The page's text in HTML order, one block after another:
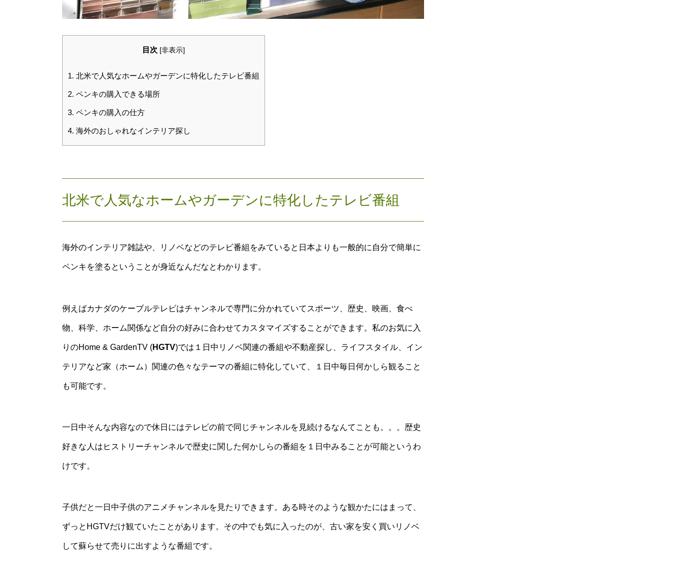
目次 [非表示]
1. 北米で人気なホームやガーデンに特化したテレビ番組
2. ペンキの購入できる場所
3. ペンキの購入の仕方
4. 海外のおしゃれなインテリア探し
北米で人気なホームやガーデンに特化したテレビ番組
海外のインテリア雑誌や、リノベなどのテレビ番組をみていると日本よりも一般的に自分で簡単に
ペンキを塗るということが身近なんだなとわかります。
例えばカナダのケーブルテレビはチャンネルで専門に分かれていてスポーツ、歴史、映画、食べ
物、科学、ホーム関係など自分の好みに合わせてカスタマイズすることができます。私のお気に入
りのHome & GardenTV (HGTV)では１日中リノベ関連の番組や不動産探し、ライフスタイル、イン
テリアなど家（ホーム）関連の色々なテーマの番組に特化していて、１日中毎日何かしら観ること
も可能です。
一日中そんな内容なので休日にはテレビの前で同じチャンネルを見続けるなんてことも。。。歴史
好きな人はヒストリーチャンネルで歴史に関した何かしらの番組を１日中みることが可能というわ
けです。
子供だと一日中子供のアニメチャンネルを見たりできます。ある時そのような観かたにはまって、
ずっとHGTVだけ観ていたことがあります。その中でも気に入ったのが、古い家を安く買いリノベ
して蘇らせて売りに出すような番組です。